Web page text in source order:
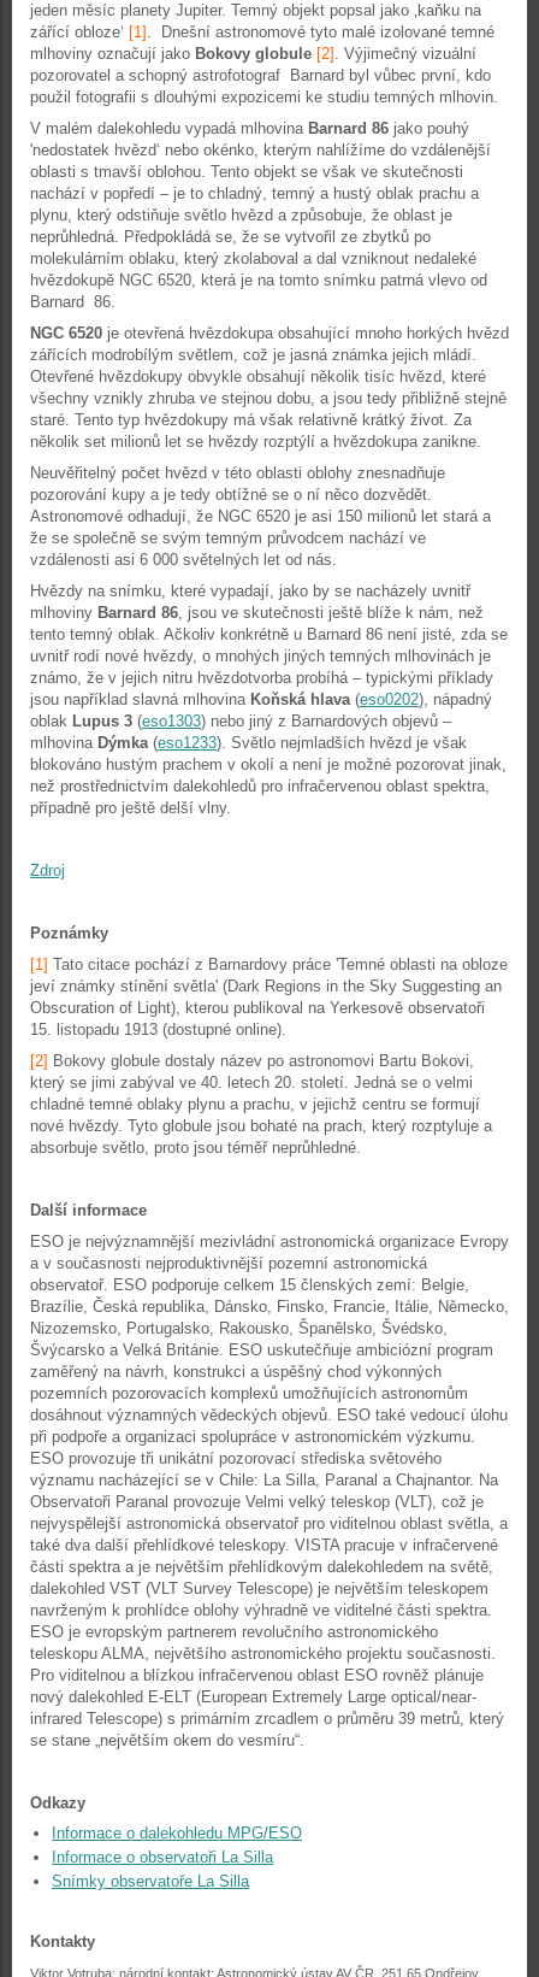
jeden měsíc planety Jupiter. Temný objekt popsal jako ‚kaňku na
zářící obloze‘ [1] . Dnešní astronomové tyto malé izolované temné
mlhoviny označují jako Bokovy globule [2] . Výjimečný vizuální
pozorovatel a schopný astrofotograf Barnard byl vůbec první, kdo
použil fotografii s dlouhými expozicemi ke studiu temných mlhovin.
V malém dalekohledu vypadá mlhovina Barnard 86 jako pouhý
'nedostatek hvězd‘ nebo okénko, kterým nahlížíme do vzdálenější
oblasti s tmavší oblohou. Tento objekt se však ve skutečnosti
nachází v popředí – je to chladný, temný a hustý oblak prachu a
plynu, který odstiňuje světlo hvězd a způsobuje, že oblast je
neprůhledná. Předpokládá se, že se vytvořil ze zbytků po
molekulárním oblaku, který zkolaboval a dal vzniknout nedaleké
hvězdokupě NGC 6520, která je na tomto snímku patrná vlevo od
Barnard 86.
NGC 6520 je otevřená hvězdokupa obsahující mnoho horkých hvězd
zářících modrobílým světlem, což je jasná známka jejich mládí.
Otevřené hvězdokupy obvykle obsahují několik tisíc hvězd, které
všechny vznikly zhruba ve stejnou dobu, a jsou tedy přibližně stejně
staré. Tento typ hvězdokupy má však relativně krátký život. Za
několik set milionů let se hvězdy rozptýlí a hvězdokupa zanikne.
Neuvěřitelný počet hvězd v této oblasti oblohy znesnadňuje
pozorování kupy a je tedy obtížné se o ní něco dozvědět.
Astronomové odhadují, že NGC 6520 je asi 150 milionů let stará a
že se společně se svým temným průvodcem nachází ve
vzdálenosti asi 6 000 světelných let od nás.
Hvězdy na snímku, které vypadají, jako by se nacházely uvnitř
mlhoviny Barnard 86, jsou ve skutečnosti ještě blíže k nám, než
tento temný oblak. Ačkoliv konkrétně u Barnard 86 není jisté, zda se
uvnitř rodí nové hvězdy, o mnohých jiných temných mlhovinách je
známo, že v jejich nitru hvězdotvorba probíhá – typickými příklady
jsou například slavná mlhovina Koňská hlava(eso0202), nápadný
oblak Lupus 3 (eso1303) nebo jiný z Barnardových objevů –
mlhovina Dýmka(eso1233). Světlo nejmladších hvězd je však
blokováno hustým prachem v okolí a není je možné pozorovat jinak,
než prostřednictvím dalekohledů pro infračervenou oblast spektra,
případně pro ještě delší vlny.
Zdroj
Poznámky
[1] Tato citace pochází z Barnardovy práce 'Temné oblasti na obloze
jeví známky stínění světla' (Dark Regions in the Sky Suggesting an
Obscuration of Light), kterou publikoval na Yerkesově observatoři
15. listopadu 1913 (dostupné online).
[2] Bokovy globule dostaly název po astronomovi Bartu Bokovi,
který se jimi zabýval ve 40. letech 20. století. Jedná se o velmi
chladné temné oblaky plynu a prachu, v jejichž centru se formují
nové hvězdy. Tyto globule jsou bohaté na prach, který rozptyluje a
absorbuje světlo, proto jsou téměř neprůhledné.
Další informace
ESO je nejvýznamnější mezivládní astronomická organizace Evropy
a v současnosti nejproduktivnější pozemní astronomická
observatoř. ESO podporuje celkem 15 členských zemí: Belgie,
Brazílie, Česká republika, Dánsko, Finsko, Francie, Itálie, Německo,
Nizozemsko, Portugalsko, Rakousko, Španělsko, Švédsko,
Švýcarsko a Velká Británie. ESO uskutečňuje ambiciózní program
zaměřený na návrh, konstrukci a úspěšný chod výkonných
pozemních pozorovacích komplexů umožňujících astronomům
dosáhnout významných vědeckých objevů. ESO také vedoucí úlohu
při podpoře a organizaci spolupráce v astronomickém výzkumu.
ESO provozuje tři unikátní pozorovací střediska světového
významu nacházející se v Chile: La Silla, Paranal a Chajnantor. Na
Observatoři Paranal provozuje Velmi velký teleskop (VLT), což je
nejvyspělejší astronomická observatoř pro viditelnou oblast světla, a
také dva další přehlídkové teleskopy. VISTA pracuje v infračervené
části spektra a je největším přehlídkovým dalekohledem na světě,
dalekohled VST (VLT Survey Telescope) je největším teleskopem
navrženým k prohlídce oblohy výhradně ve viditelné části spektra.
ESO je evropským partnerem revolučního astronomického
teleskopu ALMA, největšího astronomického projektu současnosti.
Pro viditelnou a blízkou infračervenou oblast ESO rovněž plánuje
nový dalekohled E-ELT (European Extremely Large optical/near-
infrared Telescope) s primárním zrcadlem o průměru 39 metrů, který
se stane „největším okem do vesmíru“.
Odkazy
Informace o dalekohledu MPG/ESO
Informace o observatoři La Silla
Snímky observatoře La Silla
Kontakty
Viktor Votruba; národní kontakt; Astronomický ústav AV ČR, 251 65 Ondřejov,